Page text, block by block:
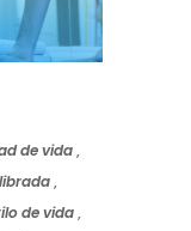
de vida,
,
de vida,